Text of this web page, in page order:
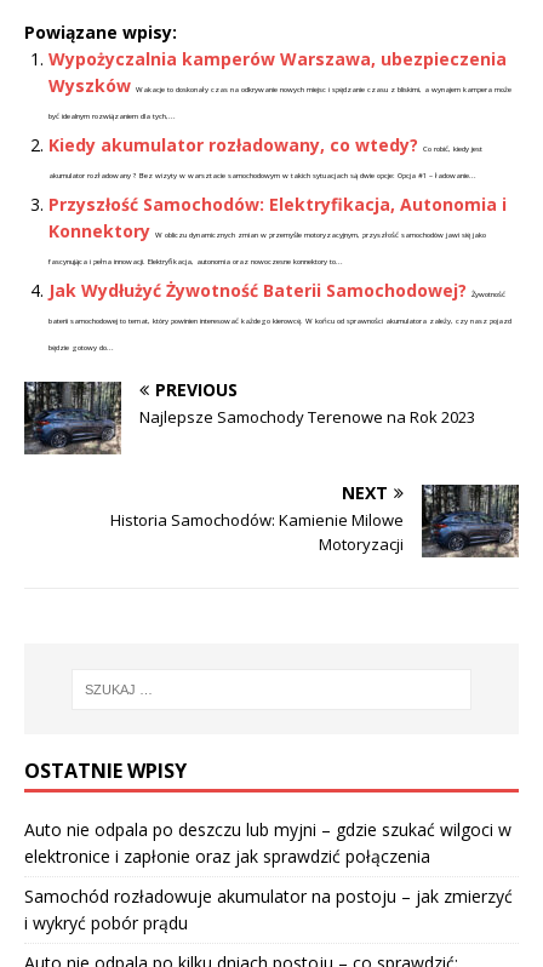
Powiązane wpisy:
Wypożyczalnia kamperów Warszawa, ubezpieczenia
Wyszków Wakacje to doskonały czas na odkrywanie nowych miejsc i spędzanie czasu z bliskimi, a wynajem kampera może
być idealnym rozwiązaniem dla tych,...
Kiedy akumulator rozładowany, co wtedy? Co robić, kiedy jest
akumulator rozładowany ? Bez wizyty w warsztacie samochodowym w takich sytuacjach są dwie opcje: Opcja #1 – ładowanie...
Przyszłość Samochodów: Elektryfikacja, Autonomia i
Konnektory W obliczu dynamicznych zmian w przemyśle motoryzacyjnym, przyszłość samochodów jawi się jako
fascynująca i pełna innowacji. Elektryfikacja, autonomia oraz nowoczesne konnektory to...
Jak Wydłużyć Żywotność Baterii Samochodowej? Żywotność
baterii samochodowej to temat, który powinien interesować każdego kierowcę. W końcu od sprawności akumulatora zależy, czy nasz pojazd
będzie gotowy do...
PREVIOUS
Najlepsze Samochody Terenowe na Rok 2023
NEXT
Historia Samochodów: Kamienie Milowe
Motoryzacji
OSTATNIE WPISY
Auto nie odpala po deszczu lub myjni – gdzie szukać wilgoci w
elektronice i zapłonie oraz jak sprawdzić połączenia
Samochód rozładowuje akumulator na postoju – jak zmierzyć
i wykryć pobór prądu